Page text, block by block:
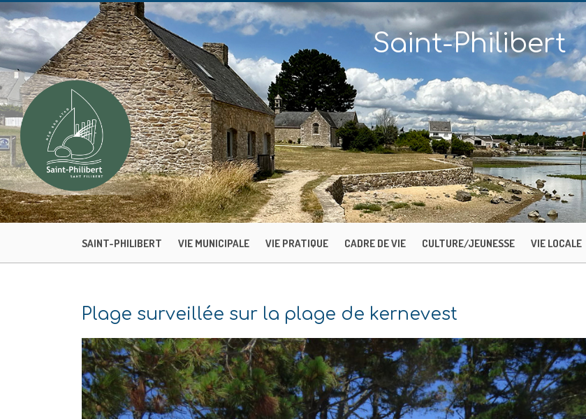
Saint-Philibert
SAINT-PHILIBERT VIE MUNICIPALE VIE PRATIQUE CADRE DE VIE CULTURE/JEUNESSE VIE LOCALE
Plage surveillée sur la plage de kernevest